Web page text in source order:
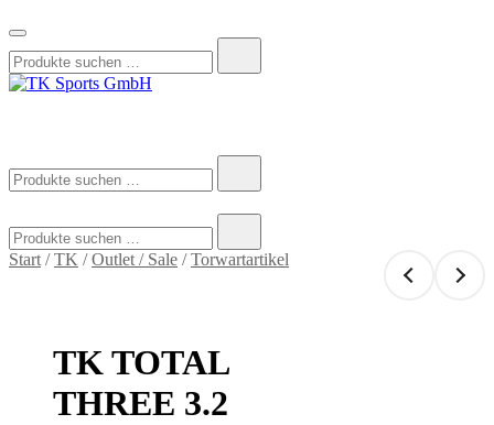
nach:
nach:
nach:
Start /TK /Outlet / Sale /Torwartartikel
TK TOTAL
THREE 3.2